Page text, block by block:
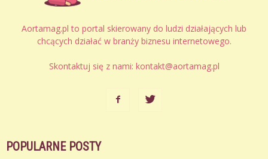
Aortamag.pl to portal skierowany do ludzi działających lub
chcących działać w branży biznesu internetowego.
Skontaktuj się z nami: kontakt@aortamag.pl
POPULARNE POSTY